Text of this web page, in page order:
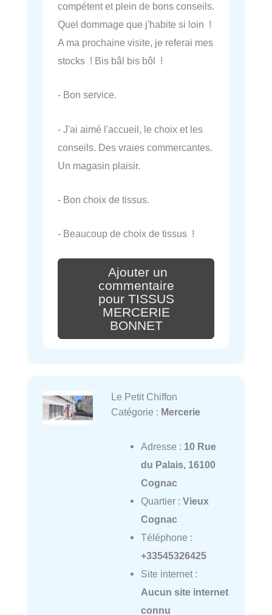
compétent et plein de bons conseils.
Quel dommage que j'habite si loin !
A ma prochaine visite, je referai mes
stocks ! Bis bâl bis bôl !
- Bon service.
- J'ai aimé l'accueil, le choix et les
conseils. Des vraies commercantes.
Un magasin plaisir.
- Bon choix de tissus.
- Beaucoup de choix de tissus !
Ajouter un
commentaire
pour TISSUS
MERCERIE
BONNET
Le Petit Chiffon
Catégorie : Mercerie
Adresse : 10 Rue
du Palais, 16100
Cognac
Quartier : Vieux
Cognac
Téléphone :
+33545326425
Site internet :
Aucun site internet
connu